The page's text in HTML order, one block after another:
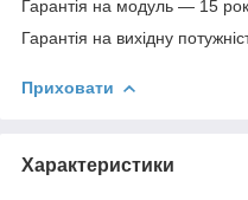
Гарантія на модуль — 15
Гарантія на вихідну
Приховати
Характеристики